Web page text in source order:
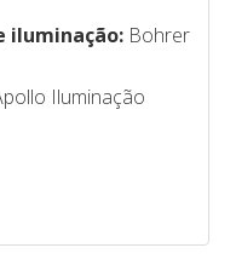
iluminação: Bohrer
Iluminação